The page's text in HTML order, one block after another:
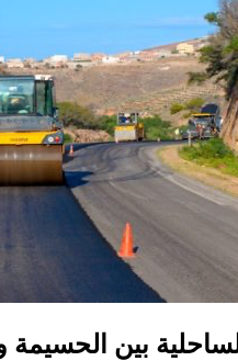
بين الحسيمة